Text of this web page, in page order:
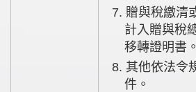
7. 贈與稅繳清或免稅證明書或不
計入贈與稅
移轉證明書。
8. 其他依法令規定應檢附之文
件。